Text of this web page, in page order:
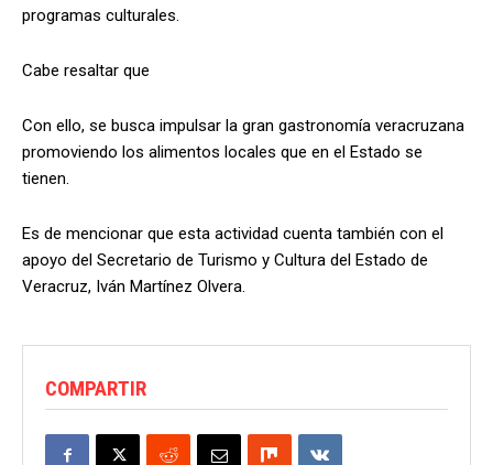
programas culturales.
Cabe resaltar que
Con ello, se busca impulsar la gran gastronomía veracruzana
promoviendo los alimentos locales que en el Estado se
tienen.
Es de mencionar que esta actividad cuenta también con el
apoyo del Secretario de Turismo y Cultura del Estado de
Veracruz, Iván Martínez Olvera.
COMPARTIR